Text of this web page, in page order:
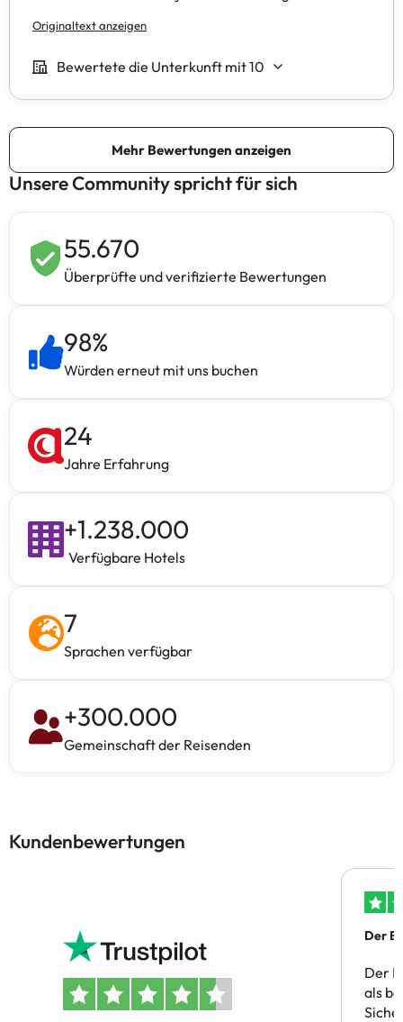
Unsere Community spricht für sich
55.670
Überprüfte und verifizierte Bewertungen
98%
Würden erneut mit uns buchen
24
Jahre Erfahrung
+1.238.000
Verfügbare Hotels
7
Sprachen verfügbar
+300.000
Gemeinschaft der Reisenden
Kundenbewertungen
Der
Der
als